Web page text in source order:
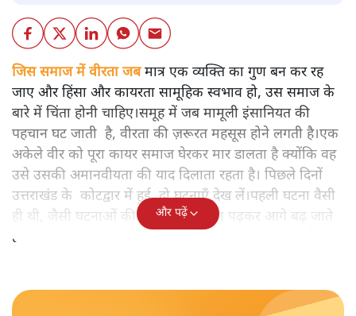
जिस समाज में वीरता जबमात्र एक व्यक्ति का गुण बन कर रह
जाए और हिंसा और कायरता सामूहिक स्वभाव हो, उस समाज के
बारे में चिंता होनी चाहिए।समूह में जब मामूली इंसानियत की
पहचान घट जाती है, वीरता की ज़रूरत महसूस होने लगती है।एक
अकेले वीर को पूरा कायर समाज घेरकर मार डालता है क्योंकि वह
उसे उसकी अमानवीयता की याद दिलाता रहता है। पिछले दिनों
उत्तराखंड के कोटद्वार में हुई दो घटनाएँ देख लें।पहली घटना वैसी
ही थी, जैसी घटनाओं की खबर हम रोज़ाना पढ़कर आगे बढ़ जाते
हैं।भारत के तक़रीबन हर हिस्से से ऐसी खबर आती ही रहती है।
और पढ़ें